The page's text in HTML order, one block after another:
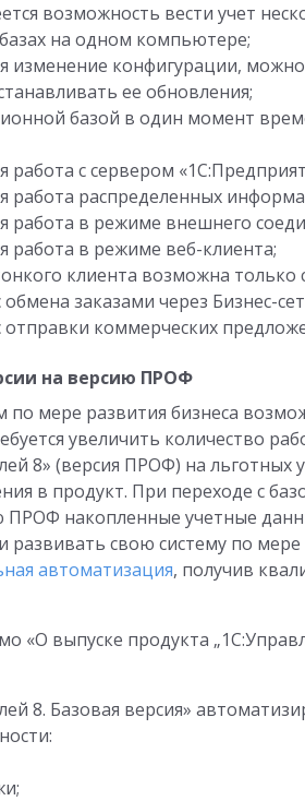
возможность вести учет
на одном компьютере;
изменение конфигурации,
ее обновления;
базой в один момент
работа с сервером
работа распределенных
работа в режиме внешнего
работа в режиме веб-клиента;
клиента возможна
заказами через Бизнес-
отправки коммерческих
на версию ПРОФ
мере развития бизнеса
увеличить количество
8» (версия ПРОФ) на льготных
в продукт. При переходе с
ПРОФ накопленные учетные
развивать свою систему по
автоматизация, получив
«О выпуске продукта
8. Базовая версия»